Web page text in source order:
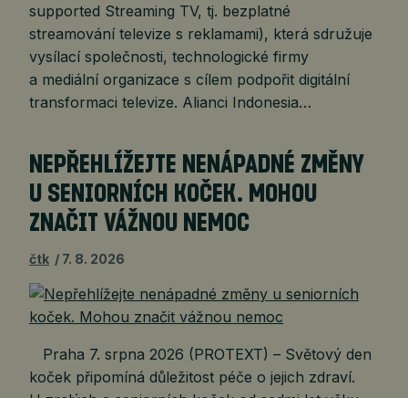
supported Streaming TV, tj. bezplatné
streamování televize s reklamami), která sdružuje
vysílací společnosti, technologické firmy
a mediální organizace s cílem podpořit digitální
transformaci televize. Alianci Indonesia…
NEPŘEHLÍŽEJTE NENÁPADNÉ ZMĚNY
U SENIORNÍCH KOČEK. MOHOU
ZNAČIT VÁŽNOU NEMOC
čtk 7. 8. 2026
Praha 7. srpna 2026 (PROTEXT) – Světový den
koček připomíná důležitost péče o jejich zdraví.